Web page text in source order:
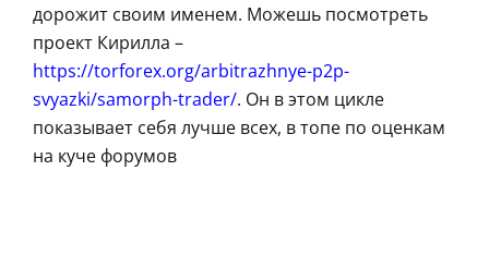
дорожит своим именем. Можешь посмотреть
проект Кирилла –
https://torforex.org/arbitrazhnye-p2p-
svyazki/samorph-trader/. Он в этом цикле
показывает себя лучше всех, в топе по оценкам
на куче форумов